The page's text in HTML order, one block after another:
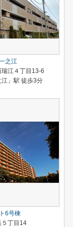
之江
江４丁目13-6
」駅 徒歩3分
6号棟
５丁目14